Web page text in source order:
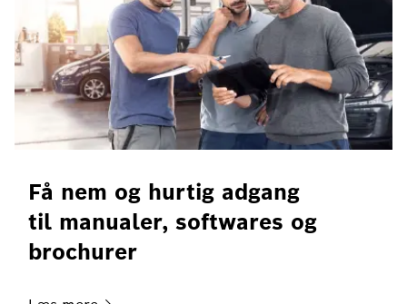
Få nem og hurtig adgang
til manualer, softwares og
brochurer